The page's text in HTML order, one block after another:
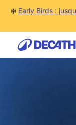
❄️ Early Birds :